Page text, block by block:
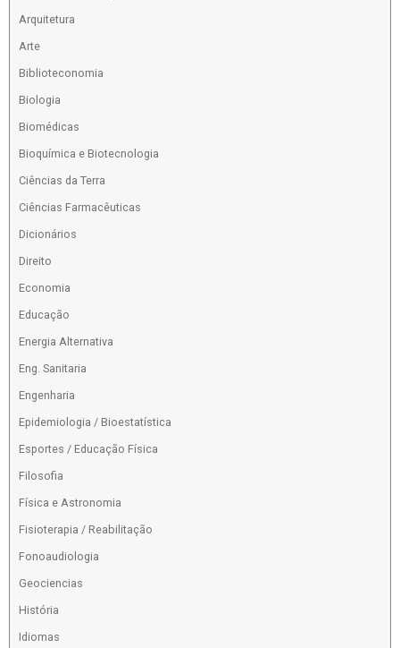
Arquitetura
Arte
Biblioteconomia
Biologia
Biomédicas
Bioquímica e Biotecnologia
Ciências da Terra
Ciências Farmacêuticas
Dicionários
Direito
Economia
Educação
Energia Alternativa
Eng. Sanitaria
Engenharia
Epidemiologia / Bioestatística
Esportes / Educação Física
Filosofia
Física e Astronomia
Fisioterapia / Reabilitação
Fonoaudiologia
Geociencias
História
Idiomas